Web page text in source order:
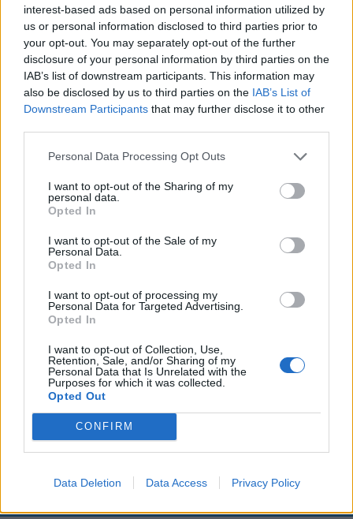
interest-based ads based on personal information utilized by
us or personal information disclosed to third parties prior to
your opt-out. You may separately opt-out of the further
disclosure of your personal information by third parties on the
IAB’s list of downstream participants. This information may
also be disclosed by us to third parties on the IAB’s List of
Downstream Participants that may further disclose it to other
Personal Data Processing Opt Outs
I want to opt-out of the Sharing of my
personal data.
Opted In
I want to opt-out of the Sale of my
Personal Data.
Opted In
I want to opt-out of processing my
Personal Data for Targeted Advertising.
Opted In
I want to opt-out of Collection, Use,
Retention, Sale, and/or Sharing of my
Personal Data that Is Unrelated with the
Purposes for which it was collected.
Opted Out
CONFIRM
Data Deletion Data Access Privacy Policy
00:00 01:16
Leonardo Maria Del Vecchio dall'ex compagna
in ospedale. Le dichiarazioni ai giornalisti